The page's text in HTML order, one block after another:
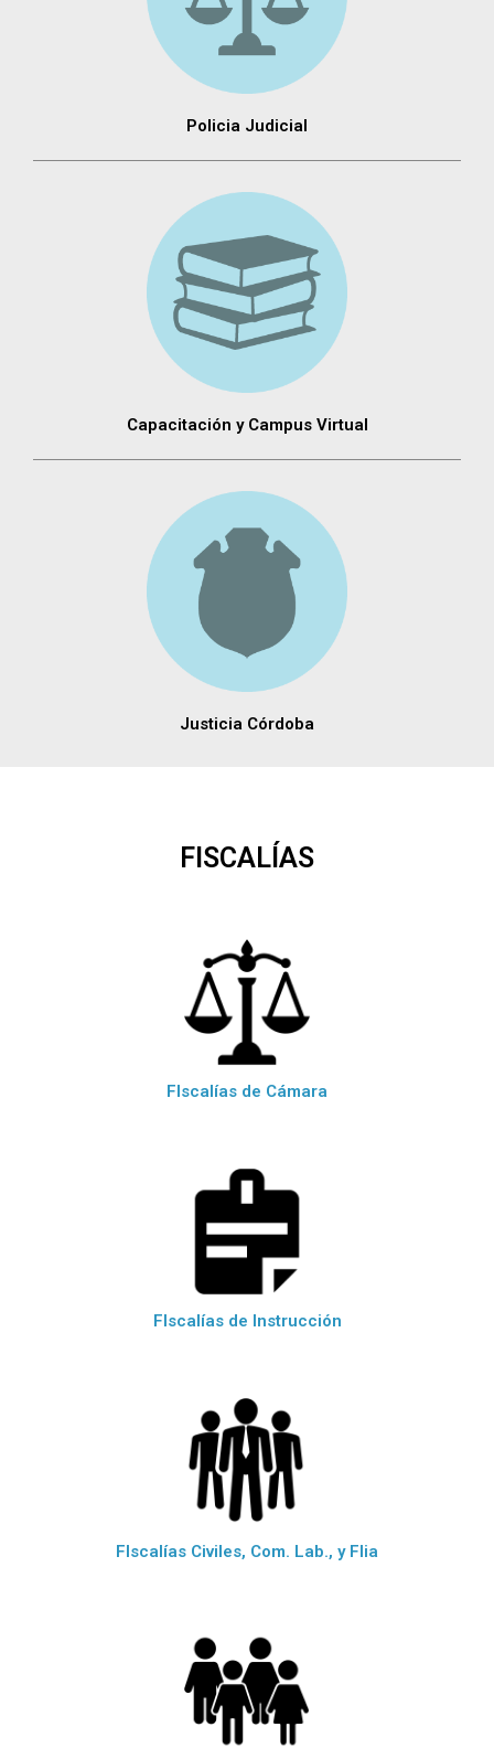
Policia Judicial
Capacitación y Campus Virtual
Justicia Córdoba
FISCALÍAS
FIscalías de Cámara
FIscalías de Instrucción
FIscalías Civiles, Com. Lab., y Flia